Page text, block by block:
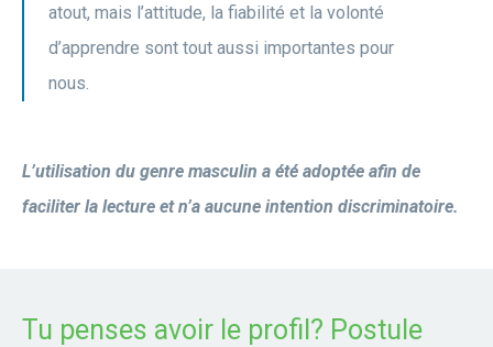
atout, mais l’attitude, la fiabilité et la volonté
d’apprendre sont tout aussi importantes pour
nous.
L’utilisation du genre masculin a été adoptée afin de
faciliter la lecture et n’a aucune intention discriminatoire.
Tu penses avoir le profil? Postule